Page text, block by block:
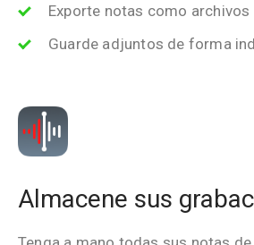
Exporte notas como archivos
Guarde adjuntos de forma
Almacene sus